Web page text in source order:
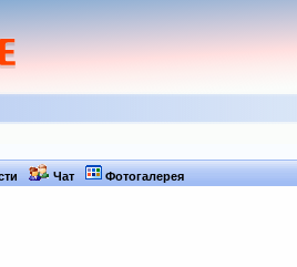
Чат Фотогалерея